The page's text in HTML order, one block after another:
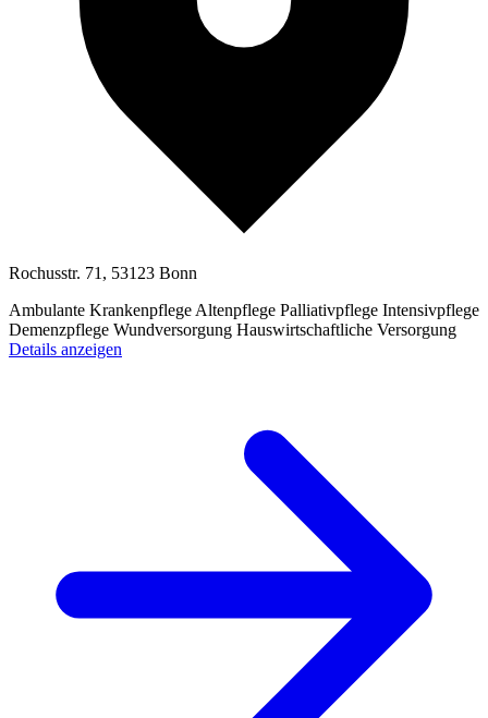
Rochusstr. 71, 53123 Bonn
Ambulante Krankenpflege Altenpflege Palliativpflege Intensivpflege
Demenzpflege Wundversorgung Hauswirtschaftliche Versorgung
Details anzeigen